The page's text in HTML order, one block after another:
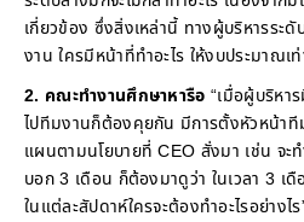
เกี่ยวข้อง ซึ่งสิ่งเหล่านี้ ทางผู้บริหารระ
งาน ใครมีหน้าที่ทำอะไร ให้งบประมาณเท่
2. คณะทำงานศึกษาหารือ “เมื่อผู้บริห
ไปทีมงานก็ต้องคุยกัน มีการตั้งหัวหน้า
แผนตามนโยบายที่ CEO สั่งมา เช่น จะท
บอก 3 เดือน ก็ต้องมาดูว่า ในเวลา 3 เ
ในแต่ละสัปดาห์ใครจะต้องทำอะไรอย่างไร